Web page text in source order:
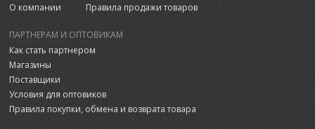
О компании
Правила продажи товаров
ПАРТНЕРАМ И ОПТОВИКАМ
Как стать партнером
Магазины
Поставщики
Условия для оптовиков
Правила покупки, обмена и возврата товара